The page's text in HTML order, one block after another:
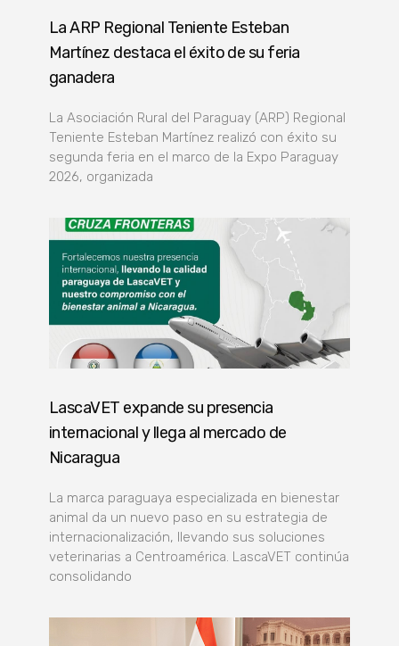
La ARP Regional Teniente Esteban
Martínez destaca el éxito de su feria
ganadera
La Asociación Rural del Paraguay (ARP) Regional
Teniente Esteban Martínez realizó con éxito su
segunda feria en el marco de la Expo Paraguay
2026, organizada
LascaVET expande su presencia
internacional y llega al mercado de
Nicaragua
La marca paraguaya especializada en bienestar
animal da un nuevo paso en su estrategia de
internacionalización, llevando sus soluciones
veterinarias a Centroamérica. LascaVET continúa
consolidando